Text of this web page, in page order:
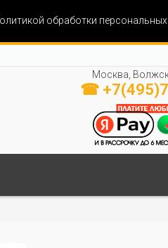
обработки персональных
Москва,
☎